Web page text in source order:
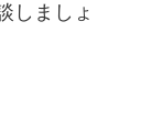
しましょ